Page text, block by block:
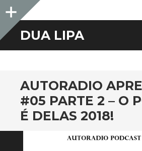
Sidebar
DUA LIPA
AUTORADIO
#05 PARTE 2 – O
É DELAS 2018!